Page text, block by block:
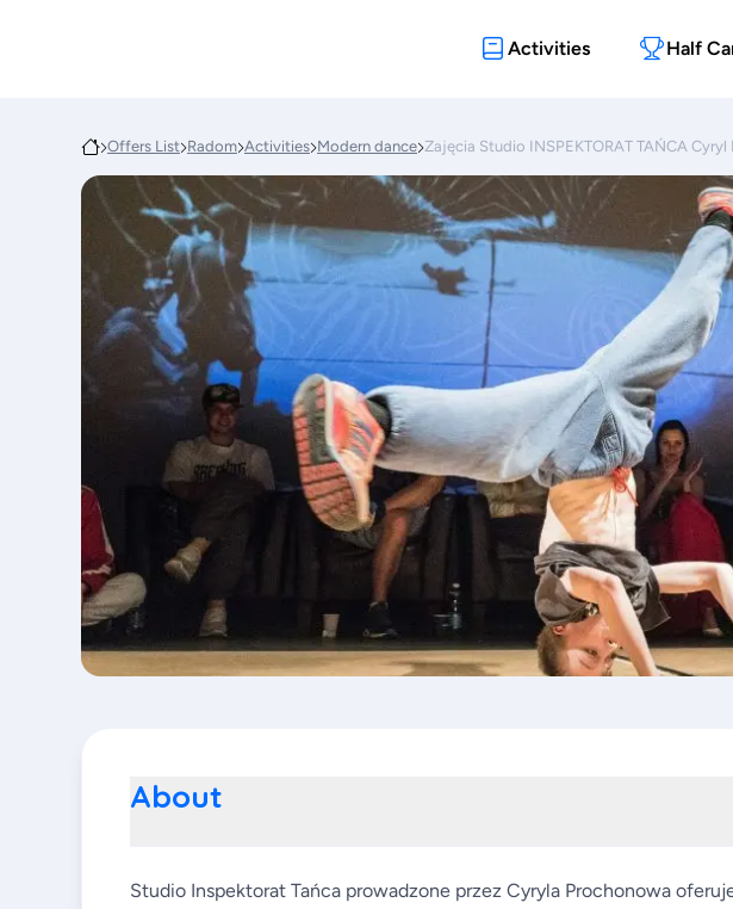
Activities Half
Offers List Radom Activities Modern dance Zajęcia Studio INSPEKTORAT TAŃCA
About
Studio Inspektorat Tańca prowadzone przez Cyryla Prochonowa